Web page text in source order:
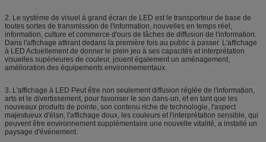
2. Le système de visuel à grand écran de LED est le transporteur de base de
toutes sortes de transmission de l'information, nouvelles en temps réel,
information, culture et commerce d'ours de tâches de diffusion de l'information.
Dans l'affichage attirant dedans la première fois au public à passer. L'affichage
à LED Actuellement de donner le plein jeu à ses capacités et interprétation
visuelles supérieures de couleur, jouent également un aménagement,
amélioration des équipements environnementaux.
3. L'affichage à LED Peut être non seulement diffusion réglée de l'information,
arts et le divertissement, pour favoriser le son dans-un, et en tant que les
nouveaux produits de pointe, son contenu riche de technologie, l'aspect
majestueux d'élan, l'affichage doux, les couleurs et l'interprétation sensible, qui
peuvent être environnement supplémentaire une nouvelle vitalité, a installé un
paysage d'événement.